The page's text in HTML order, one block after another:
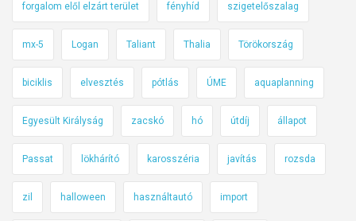
forgalom elől elzárt terület fényhíd szigetelőszalag
mx-5 Logan Taliant Thalia Törökország
biciklis elvesztés pótlás ÚME aquaplanning
Egyesült Királyság zacskó hó útdíj állapot
Passat lökhárító karosszéria javítás rozsda
zil halloween használtautó import